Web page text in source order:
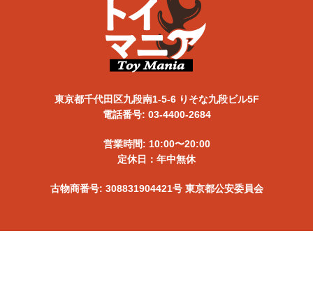
東京都千代田区九段南1-5-6 りそな九段ビル5F
電話番号: 03-4400-2684
営業時間: 10:00〜20:00
定休日：年中無休
古物商番号: 308831904421号 東京都公安委員会